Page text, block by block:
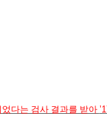
다는 검사 결과를 받아